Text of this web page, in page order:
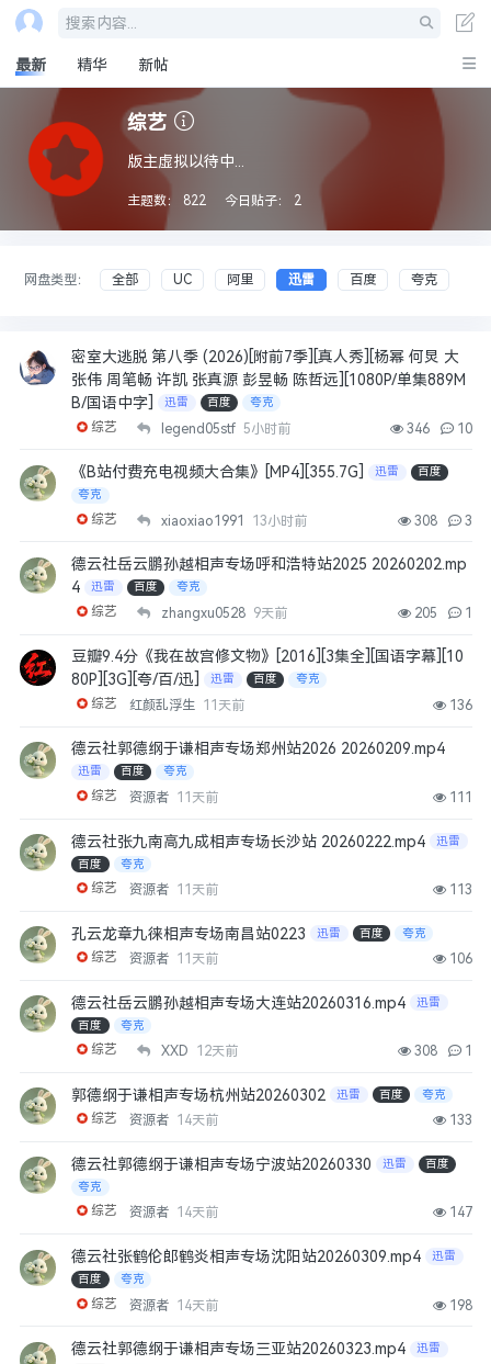
搜索内容...
最新 精华 新帖
综艺
版主虚拟以待中...
主题数： 822 今日贴子： 2
网盘类型： 全部 UC 阿里 迅雷 百度 夸克
密室大逃脱 第八季 (2026)[附前7季][真人秀][杨幂 何炅 大
张伟 周笔畅 许凯 张真源 彭昱畅 陈哲远][1080P/单集889M
B/国语中字]
迅雷 百度 夸克
综艺 legend05stf 5小时前 346 10
《B站付费充电视频大合集》[MP4][355.7G] 迅雷
百度
夸克
综艺 xiaoxiao1991 13小时前 308 3
德云社岳云鹏孙越相声专场呼和浩特站2025 20260202.mp
4
迅雷 百度 夸克
综艺 zhangxu0528 9天前 205 1
豆瓣9.4分《我在故宫修文物》[2016][3集全][国语字幕][10
80P][3G][夸/百/迅]
迅雷 百度 夸克
综艺 红颜乱浮生 11天前 136
德云社郭德纲于谦相声专场郑州站2026 20260209.mp4
迅雷 百度 夸克
综艺 资源者 11天前 111
德云社张九南高九成相声专场长沙站 20260222.mp4
迅雷
百度
夸克
综艺 资源者 11天前 113
孔云龙章九徕相声专场南昌站0223 迅雷 百度 夸克
综艺 资源者 11天前 106
德云社岳云鹏孙越相声专场大连站20260316.mp4
迅雷
百度
夸克
综艺 XXD 12天前 308 1
郭德纲于谦相声专场杭州站20260302 迅雷 百度 夸克
综艺 资源者 14天前 133
德云社郭德纲于谦相声专场宁波站20260330 迅雷
百度
夸克
综艺 资源者 14天前 147
德云社张鹤伦郎鹤炎相声专场沈阳站20260309.mp4
迅雷
百度
夸克
综艺 资源者 14天前 198
德云社郭德纲于谦相声专场三亚站20260323.mp4
迅雷